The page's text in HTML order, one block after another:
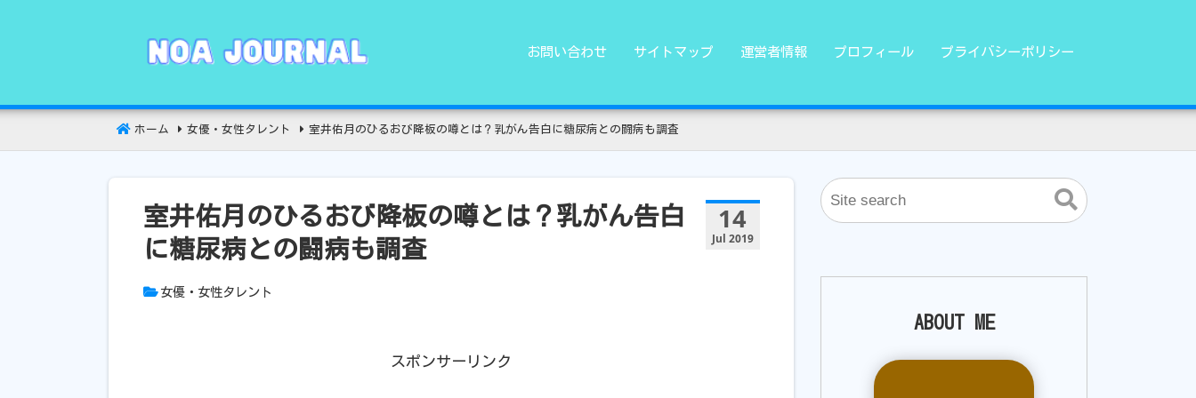
ツ
移
お問い合わせ サイトマップ 運営者情報 プロフィール プライバシーポリシー
ホーム 女優・女性タレント 室井佑月のひるおび降板の噂とは？乳がん告白に糖尿病との闘病も調査
14
Jul 2019
室井佑月のひるおび降板の噂とは？乳がん告白
に糖尿病との闘病も調査
女優・女性タレント
スポンサーリンク
ABOUT ME